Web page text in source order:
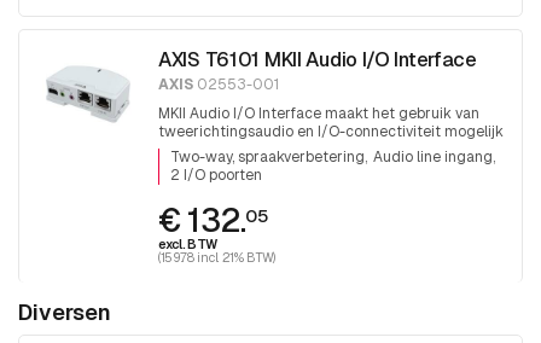
AXIS T6101 MKII Audio I/O Interface
AXIS 02553-001
MKII Audio I/O Interface maakt het gebruik van
tweerichtingsaudio en I/O-connectiviteit mogelijk
voor Axis-camera's die deze mogelijkheden niet al
hebben ingebouwd
Two-way, spraakverbetering Audio line ingang
2 I/O poorten
€ 132.05
excl. BTW
(159.78 incl. 21% BTW)
Diversen